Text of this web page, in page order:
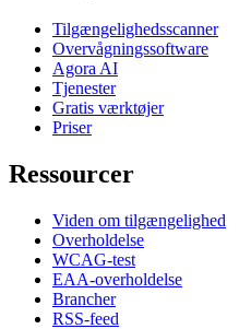
Tilgængelighedsscanner
Overvågningssoftware
Agora AI
Tjenester
Gratis værktøjer
Priser
Ressourcer
Viden om tilgængelighed
Overholdelse
WCAG-test
EAA-overholdelse
Brancher
RSS-feed